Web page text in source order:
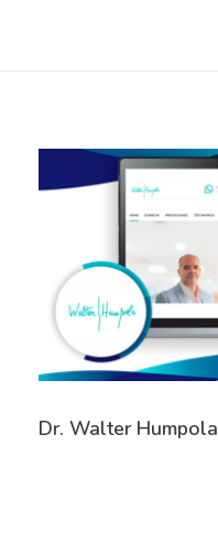
Dr. Walter Humpola